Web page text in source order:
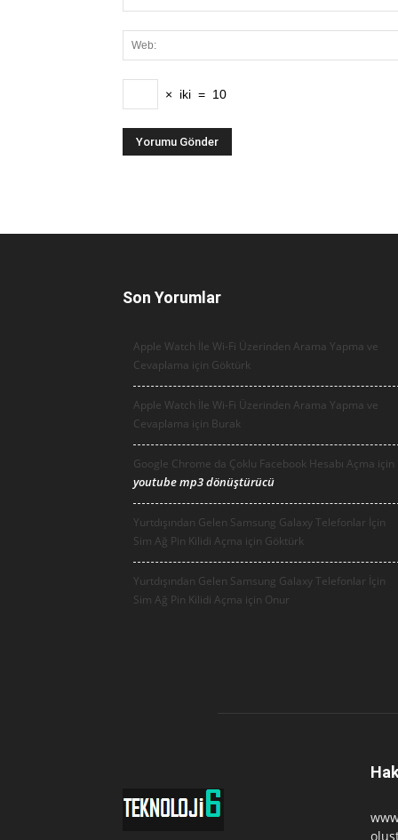
× iki = 10
Son Yorumlar
Apple Watch İle Wi-Fi Üzerinden Arama Yapma ve
Cevaplama için Göktürk
Apple Watch İle Wi-Fi Üzerinden Arama Yapma ve
Cevaplama için Burak
Google Chrome da Çoklu Facebook Hesabı Açma için
youtube mp3 dönüştürücü
Yurtdışından Gelen Samsung Galaxy Telefonlar İçin
Sim Ağ Pin Kilidi Açma için Göktürk
Yurtdışından Gelen Samsung Galaxy Telefonlar İçin
Sim Ağ Pin Kilidi Açma için Onur